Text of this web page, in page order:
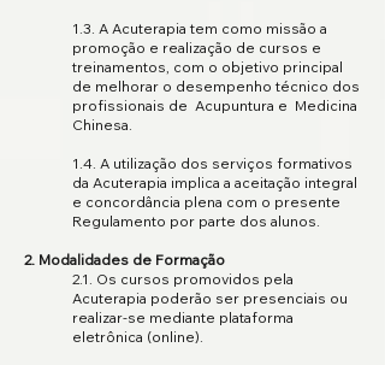
1.3. A Acuterapia tem como missão a
promoção e realização de cursos e
treinamentos, com o objetivo principal
de melhorar o desempenho técnico dos
profissionais de Acupuntura e Medicina
Chinesa.
1.4. A utilização dos serviços formativos
da Acuterapia implica a aceitação integral
e concordância plena com o presente
Regulamento por parte dos alunos.
2. Modalidades de Formação
2.1. Os cursos promovidos pela
Acuterapia poderão ser presenciais ou
realizar-se mediante plataforma
eletrônica (online).